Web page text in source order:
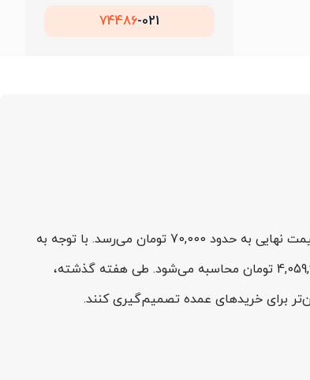
021-
74486
قیمت میلگرد 28 جهان فولاد سیرجان در حال حاضر 63,636 تومان به ازای هر کیلوگرم است. با احتساب مالیات بر ارزش افزوده ۱۰ درصد، قیمت نهایی به حدود 70,000 تومان می‌رسد. با توجه به
وزن ۵۸ کیلوگرم در هر شاخه، قیمت میلگرد 28 جهان فولاد سیرجان برای هر شاخه ۱۲ متری بدون مالیات 3,690,888 تومان و با مالیات 4,059,977 تومان محاسبه می‌شود. طی هفته گذشته،